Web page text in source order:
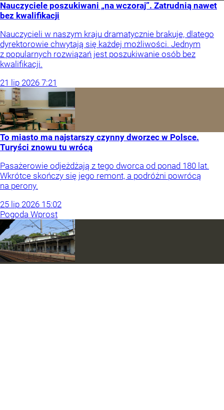
Nauczyciele poszukiwani „na wczoraj”. Zatrudnią nawet
bez kwalifikacji
Nauczycieli w naszym kraju dramatycznie brakuje, dlatego
dyrektorowie chwytają się każdej możliwości. Jednym
z popularnych rozwiązań jest poszukiwanie osób bez
kwalifikacji.
21 lip 2026 7:21
To miasto ma najstarszy czynny dworzec w Polsce.
Turyści znowu tu wrócą
Pasażerowie odjeżdżają z tego dworca od ponad 180 lat.
Wkrótce skończy się jego remont, a podróżni powrócą
na perony.
25 lip 2026 15:02
Pogoda Wprost